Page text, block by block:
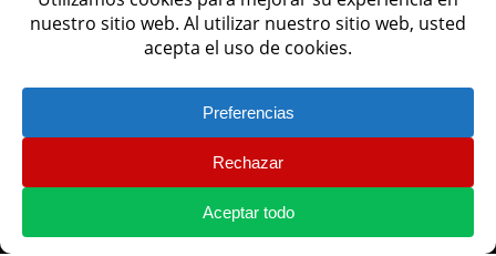
PROGRAMA KIT DIGITAL COFINANCIADO POR LOS FONDOS
RECUPERACIÓN Y RESILIENCIA